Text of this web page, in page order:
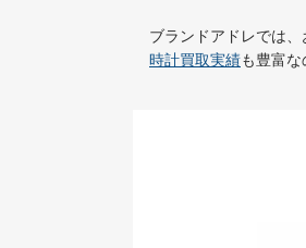
ブランドアドレでは
時計買取実績も豊富な